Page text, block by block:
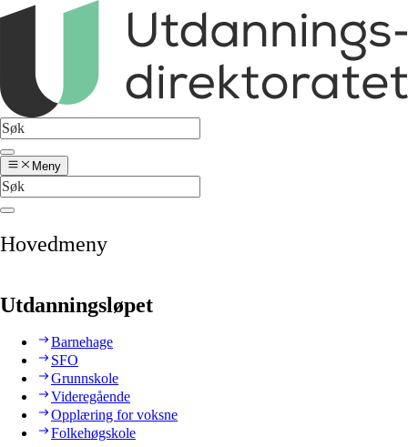
Meny
Hovedmeny
Utdanningsløpet
Barnehage
SFO
Grunnskole
Videregående
Opplæring for voksne
Folkehøgskole